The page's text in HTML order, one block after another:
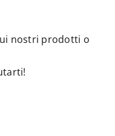
nostri prodotti o